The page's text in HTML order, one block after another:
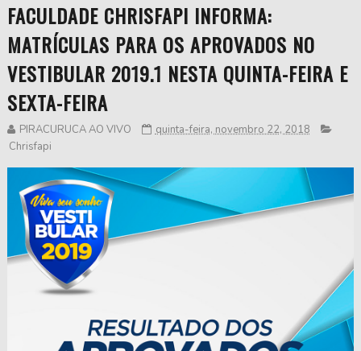
FACULDADE CHRISFAPI INFORMA:
MATRÍCULAS PARA OS APROVADOS NO
VESTIBULAR 2019.1 NESTA QUINTA-FEIRA E
SEXTA-FEIRA
PIRACURUCA AO VIVO
quinta-feira, novembro 22, 2018
Chrisfapi